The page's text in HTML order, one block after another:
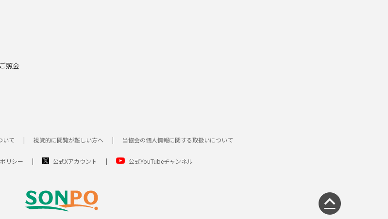
照会
いて 視覚的に閲覧が難しい方へ 当協会の個人情報に関する取扱いについて
リシー 公式Xアカウント 公式YouTubeチャンネル